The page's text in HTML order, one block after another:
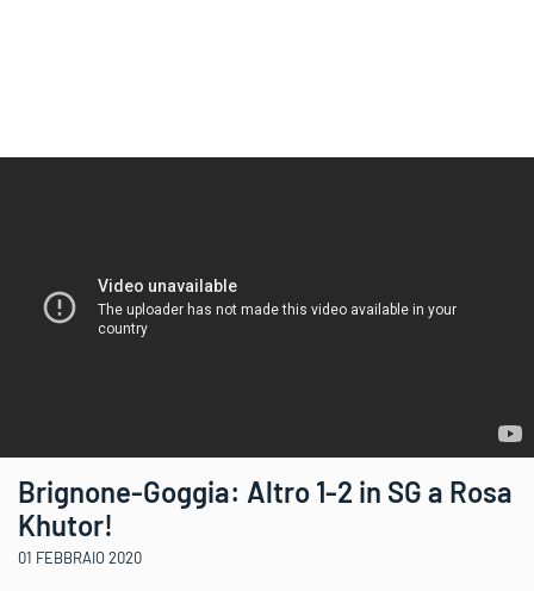
Brignone-Goggia: Altro 1-2 in SG a Rosa
Khutor!
01 FEBBRAIO 2020